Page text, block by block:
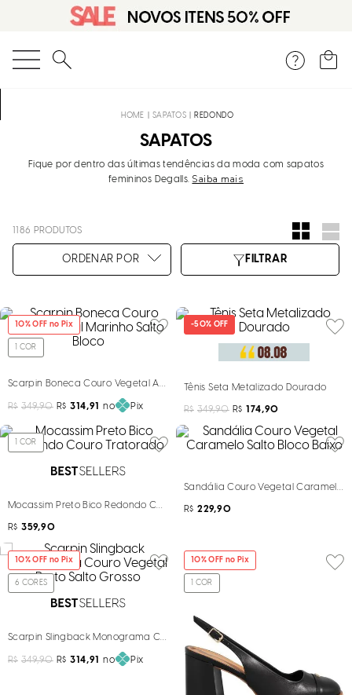
O que você está procurando?
SAPATOS REDONDO
SAPATOS
Fique por dentro das últimas tendências da moda com sapatos
femininos Degalls. Saiba mais
1186 PRODUTOS
10% OFF no Pix
COR
Scarpin Boneca Couro Vegetal Azul Marinho Salto Bloco
R$ 349,90 R$ 314,91 no Pix
-50% OFF
Tênis Seta Metalizado Dourado
R$ 349,90 R$ 174,90
COR
Mocassim Preto Bico Redondo Couro Tratorado
R$ 359,90
Sandália Couro Vegetal Caramelo
R$ 229,90
10% OFF no Pix
6 CORES
Scarpin Slingback Monograma Couro Vegetal Preto Salto Grosso
R$ 349,90 R$ 314,91 no Pix
10% OFF no Pix
COR